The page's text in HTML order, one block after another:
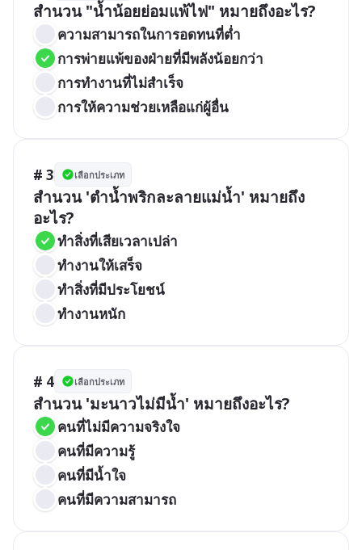
สำนวน "น้ำน้อยย่อมแพ้ไฟ" หมายถึงอะไร?
ความสามารถในการอดทนที่ต่ำ
การพ่ายแพ้ของฝ่ายที่มีพลังน้อยกว่า
การทำงานที่ไม่สำเร็จ
การให้ความช่วยเหลือแก่ผู้อื่น
# 3 เลือกประเภท
สำนวน 'ตำน้ำพริกละลายแม่น้ำ' หมายถึง
อะไร?
ทำสิ่งที่เสียเวลาเปล่า
ทำงานให้เสร็จ
ทำสิ่งที่มีประโยชน์
ทำงานหนัก
# 4 เลือกประเภท
สำนวน 'มะนาวไม่มีน้ำ' หมายถึงอะไร?
คนที่ไม่มีความจริงใจ
คนที่มีความรู้
คนที่มีน้ำใจ
คนที่มีความสามารถ